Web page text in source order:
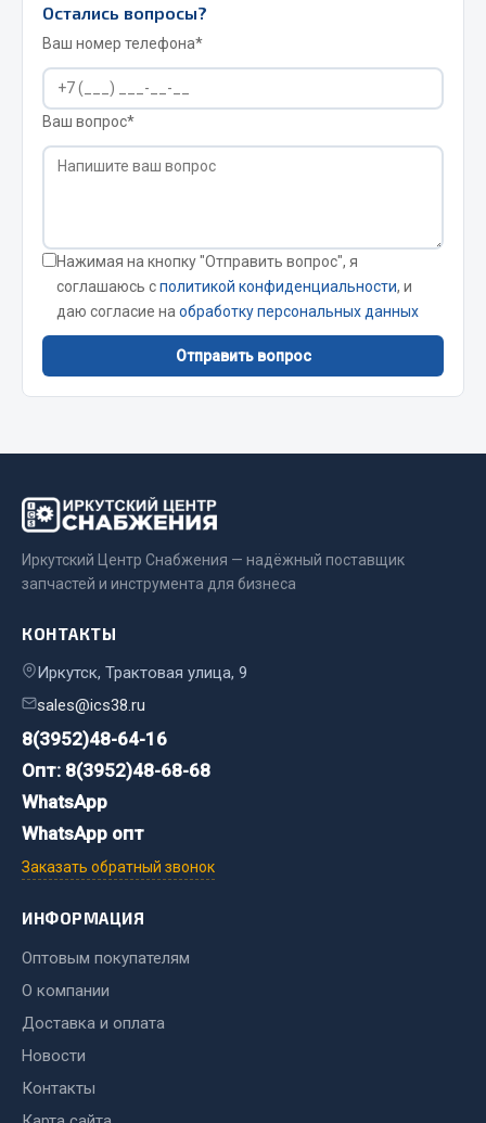
Camozzi
Адаптеры и переходники
Тройники
Трубки, муфты, гайки
Угольники
Фитинги
Весь раздел
Инструмент
Автомобильный инструмент
Силовое оборудование
Слесарный инструмент
Столярный инструмент
Показать ещё
Весь раздел
Цепи подъёмные
Весь раздел
Манжеты
Паронит
Патрубки
Прокладки
Рукава высокого давления
Остались вопросы?
Ваш номер телефона*
Ваш вопрос*
Нажимая на кнопку "Отправить вопрос", я
соглашаюсь сполитикой конфиденциальности, и
даю согласие на обработку персональных данных
Отправить вопрос
Иркутский Центр Снабжения — надёжный поставщик
запчастей и инструмента для бизнеса
КОНТАКТЫ
Иркутск, Трактовая улица, 9
sales@ics38.ru
8(3952)48-64-16
Опт: 8(3952)48-68-68
WhatsApp
WhatsApp опт
Заказать обратный звонок
ИНФОРМАЦИЯ
Оптовым покупателям
О компании
Доставка и оплата
Новости
Контакты